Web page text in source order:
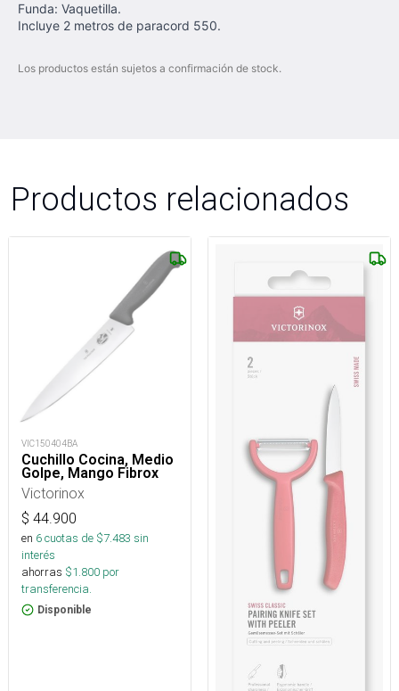
Funda: Vaquetilla.
Incluye 2 metros de paracord 550.
Los productos están sujetos a confirmación de stock.
Productos relacionados
VIC150404BA
Cuchillo Cocina, Medio
Golpe, Mango Fibrox
Victorinox
$ 44.900
en 6cuotas de $7.483 sin
interés
ahorras $1.800 por
transferencia.
Disponible